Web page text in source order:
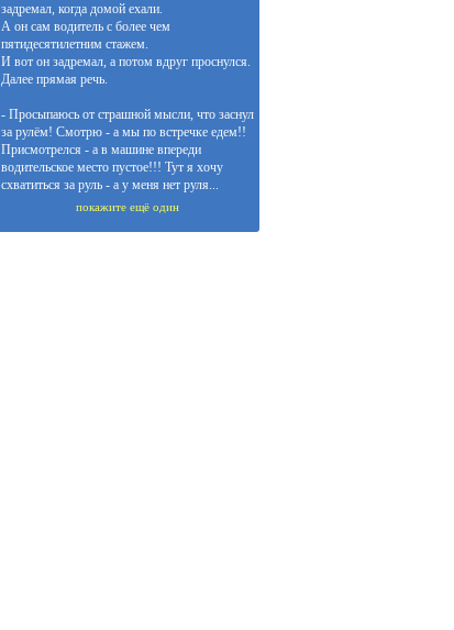
задремал, когда домой ехали.
А он сам водитель с более чем
пятидесятилетним стажем.
И вот он задремал, а потом вдруг проснулся.
Далее прямая речь.
- Просыпаюсь от страшной мысли, что заснул
за рулём! Смотрю - а мы по встречке едем!!
Присмотрелся - а в машине впереди
водительское место пустое!!! Тут я хочу
схватиться за руль - а у меня нет руля...
покажите ещё один